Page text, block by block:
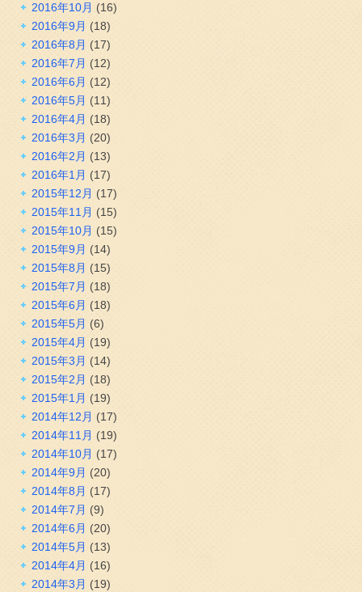
2016年10月 (16)
2016年9月 (18)
2016年8月 (17)
2016年7月 (12)
2016年6月 (12)
2016年5月 (11)
2016年4月 (18)
2016年3月 (20)
2016年2月 (13)
2016年1月 (17)
2015年12月 (17)
2015年11月 (15)
2015年10月 (15)
2015年9月 (14)
2015年8月 (15)
2015年7月 (18)
2015年6月 (18)
2015年5月 (6)
2015年4月 (19)
2015年3月 (14)
2015年2月 (18)
2015年1月 (19)
2014年12月 (17)
2014年11月 (19)
2014年10月 (17)
2014年9月 (20)
2014年8月 (17)
2014年7月 (9)
2014年6月 (20)
2014年5月 (13)
2014年4月 (16)
2014年3月 (19)